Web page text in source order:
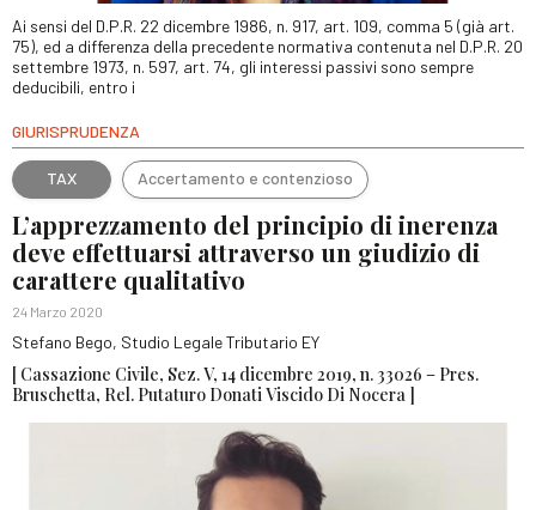
Ai sensi del D.P.R. 22 dicembre 1986, n. 917, art. 109, comma 5 (già art.
75), ed a differenza della precedente normativa contenuta nel D.P.R. 20
settembre 1973, n. 597, art. 74, gli interessi passivi sono sempre
deducibili, entro i
GIURISPRUDENZA
TAX Accertamento e contenzioso
L’apprezzamento del principio di inerenza
deve effettuarsi attraverso un giudizio di
carattere qualitativo
24 Marzo 2020
Stefano Bego, Studio Legale Tributario EY
[ Cassazione Civile, Sez. V, 14 dicembre 2019, n. 33026 – Pres.
Bruschetta, Rel. Putaturo Donati Viscido Di Nocera ]